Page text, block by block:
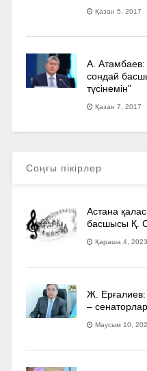
Қазан 5, 2017
А. Атамбаев:
сондай
түсінемін”
Қазан 7, 2017
Соңғы пікірлер
Астана
басшысы Қ.
Қараша 4, 2023
Ж.
–
Маусым 10,